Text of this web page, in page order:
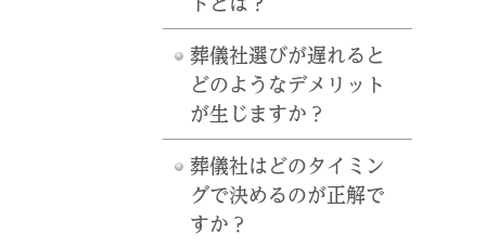
葬儀社選びが遅れると
どのようなデメリット
が生じますか？
葬儀社はどのタイミン
グで決めるのが正解で
すか？